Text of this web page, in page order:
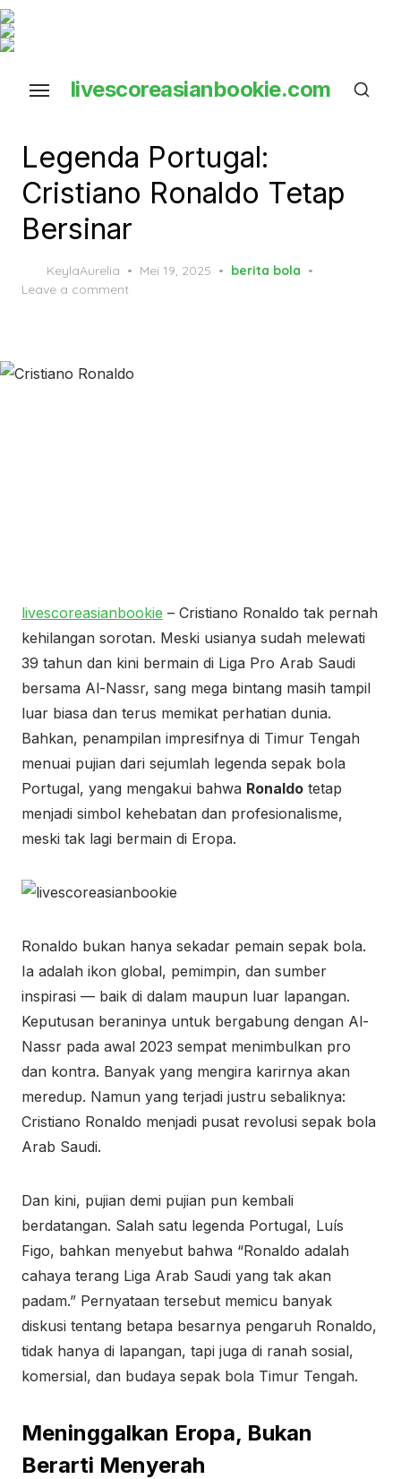
Skip
to
content
livescoreasianbookie.com
Legenda Portugal:
Cristiano Ronaldo Tetap
Bersinar
KeylaAurelia
Posted
Mei 19, 2025
berita bola
Leave a comment
livescoreasianbookie – Cristiano Ronaldo tak pernah
kehilangan sorotan. Meski usianya sudah melewati
39 tahun dan kini bermain di Liga Pro Arab Saudi
bersama Al-Nassr, sang mega bintang masih tampil
luar biasa dan terus memikat perhatian dunia.
Bahkan, penampilan impresifnya di Timur Tengah
menuai pujian dari sejumlah legenda sepak bola
Portugal, yang mengakui bahwa Ronaldo tetap
menjadi simbol kehebatan dan profesionalisme,
meski tak lagi bermain di Eropa.
Ronaldo bukan hanya sekadar pemain sepak bola.
Ia adalah ikon global, pemimpin, dan sumber
inspirasi — baik di dalam maupun luar lapangan.
Keputusan beraninya untuk bergabung dengan Al-
Nassr pada awal 2023 sempat menimbulkan pro
dan kontra. Banyak yang mengira karirnya akan
meredup. Namun yang terjadi justru sebaliknya:
Cristiano Ronaldo menjadi pusat revolusi sepak bola
Arab Saudi.
Dan kini, pujian demi pujian pun kembali
berdatangan. Salah satu legenda Portugal, Luís
Figo, bahkan menyebut bahwa “Ronaldo adalah
cahaya terang Liga Arab Saudi yang tak akan
padam.” Pernyataan tersebut memicu banyak
diskusi tentang betapa besarnya pengaruh Ronaldo,
tidak hanya di lapangan, tapi juga di ranah sosial,
komersial, dan budaya sepak bola Timur Tengah.
Meninggalkan Eropa, Bukan
Berarti Menyerah